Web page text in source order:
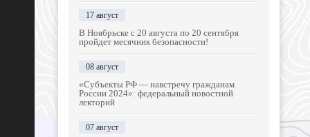
17 август
В Ноябрьске с 20 августа по 20 сентября
пройдет месячник безопасности!
08 август
«Субъекты РФ — навстречу гражданам
России 2024»: федеральный новостной
лекторий
07 август